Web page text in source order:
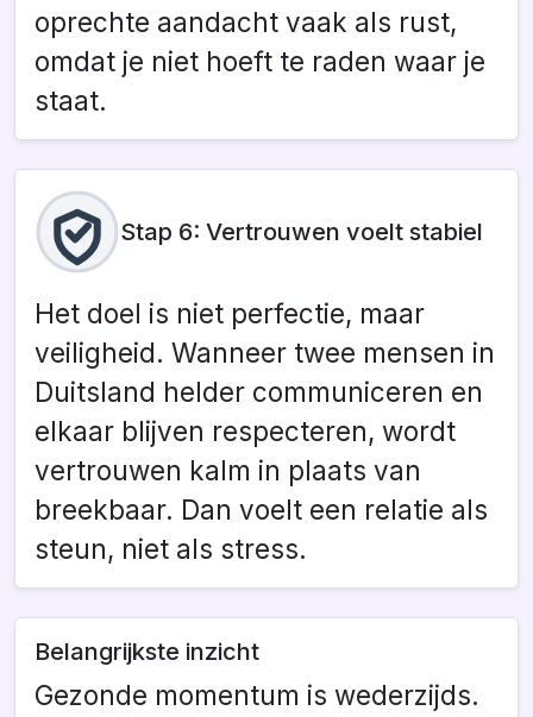
oprechte aandacht vaak als rust,
omdat je niet hoeft te raden waar je
staat.
Stap 6: Vertrouwen voelt stabiel
Het doel is niet perfectie, maar
veiligheid. Wanneer twee mensen in
Duitsland helder communiceren en
elkaar blijven respecteren, wordt
vertrouwen kalm in plaats van
breekbaar. Dan voelt een relatie als
steun, niet als stress.
Belangrijkste inzicht
Gezonde momentum is wederzijds.